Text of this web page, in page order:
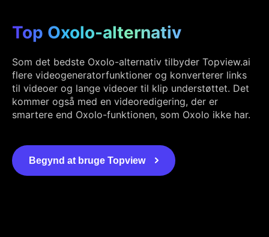
Top Oxolo-alternativ
Som det bedste Oxolo-alternativ tilbyder Topview.ai
flere videogeneratorfunktioner og konverterer links
til videoer og lange videoer til klip understøttet. Det
kommer også med en videoredigering, der er
smartere end Oxolo-funktionen, som Oxolo ikke har.
Begynd at bruge Topview